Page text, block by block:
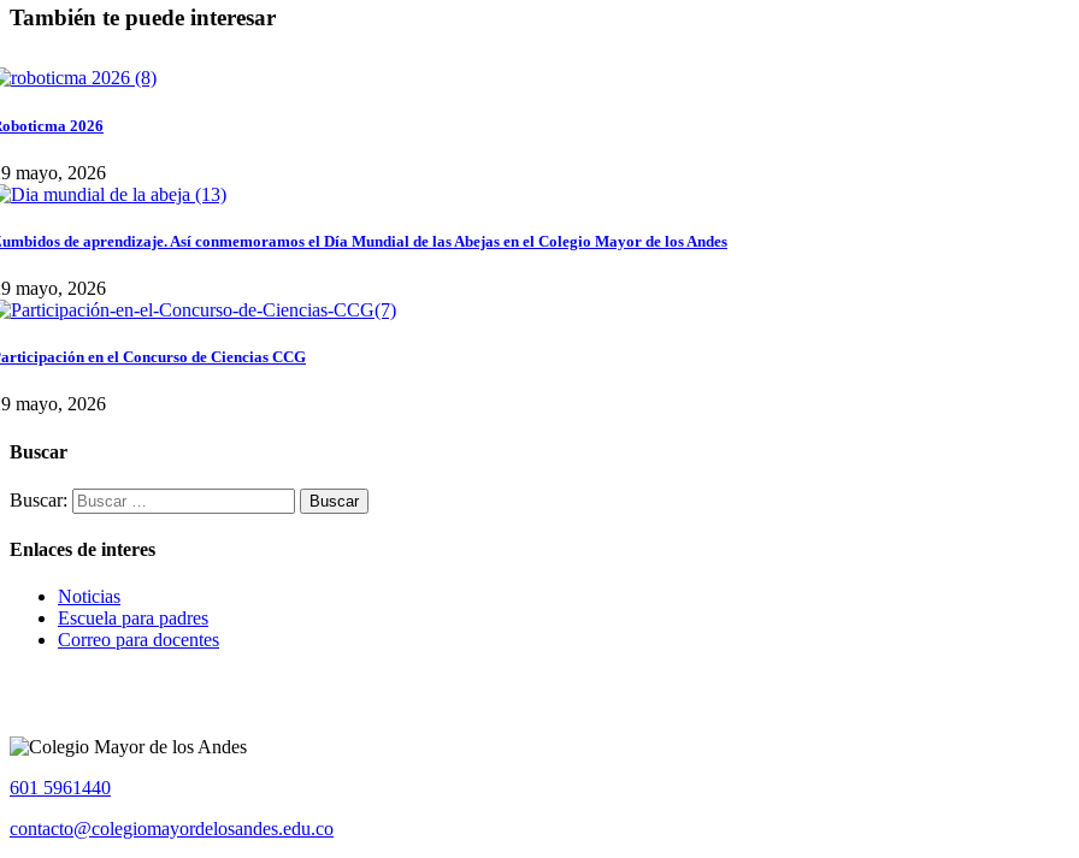
También te puede interesar
2026
mayo, 2026
de aprendizaje. Así conmemoramos el Día Mundial de las Abejas en el Colegio Mayor de los Andes
mayo, 2026
en el Concurso de Ciencias CCG
mayo, 2026
Buscar
Buscar:
Enlaces de interes
Noticias
Escuela para padres
Correo para docentes
601 5961440
contacto@colegiomayordelosandes.edu.co